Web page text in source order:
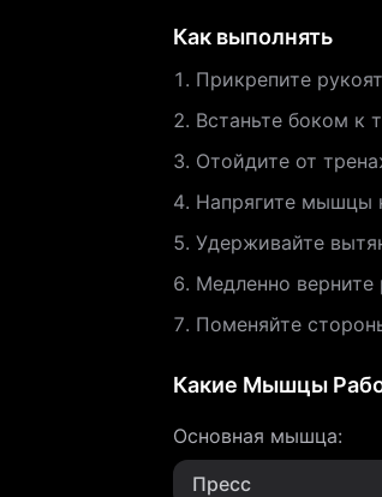
Как выполнять
Прикрепите
Встаньте боком к
Отойдите от
Напрягите мышцы
Удерживайте
Медленно верните
Поменяйте
Какие Мышцы
Основная мышца:
Пресс